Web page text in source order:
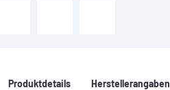
Produktdetails Herstellerangaben